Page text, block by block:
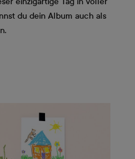
du dein Album auch als